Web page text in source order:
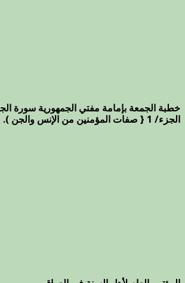
خطبة الجمعة بإمامة مفتي الجمهورية سورة
الجزء/ 1 { صفات المؤمنين من الإنس والجن ).